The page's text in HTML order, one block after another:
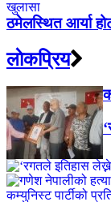
ठमेलस्थित आर्या
लाेकप्रिय